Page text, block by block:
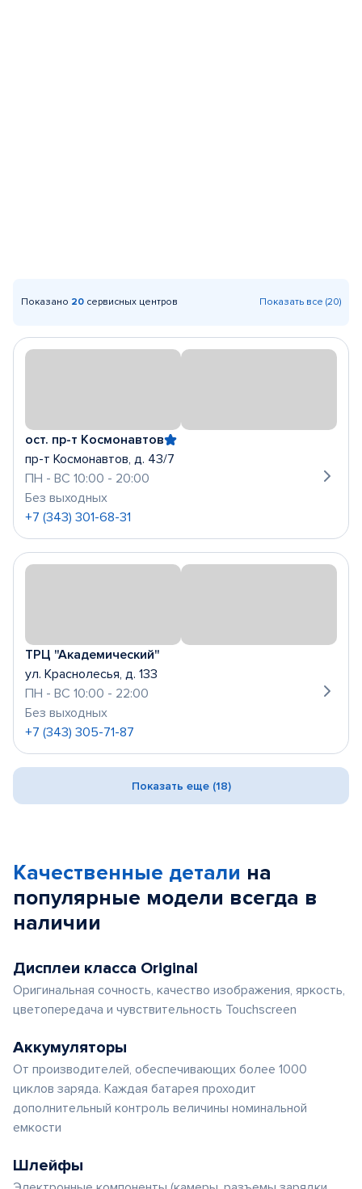
Показано 20 сервисных центров Показать все (20)
ост. пр-т Космонавтов
пр-т Космонавтов, д. 43/7
ПН - ВС 10:00 - 20:00
Без выходных
+7 (343) 301-68-31
ТРЦ "Академический"
ул. Краснолесья, д. 133
ПН - ВС 10:00 - 22:00
Без выходных
+7 (343) 305-71-87
Показать еще (18)
Качественные детали на
популярные модели всегда в
наличии
Дисплеи класса Original
Оригинальная сочность, качество изображения, яркость,
цветопередача и чувствительность Touchscreen
Аккумуляторы
От производителей, обеспечивающих более 1000
циклов заряда. Каждая батарея проходит
дополнительный контроль величины номинальной
емкости
Шлейфы